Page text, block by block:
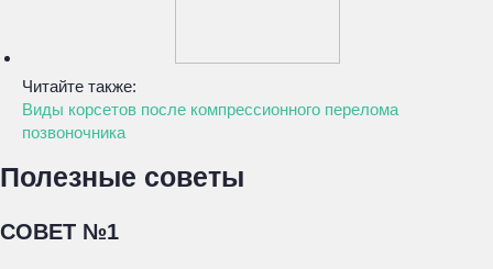
Читайте также:
Виды корсетов после компрессионного перелома
позвоночника
Полезные советы
СОВЕТ №1